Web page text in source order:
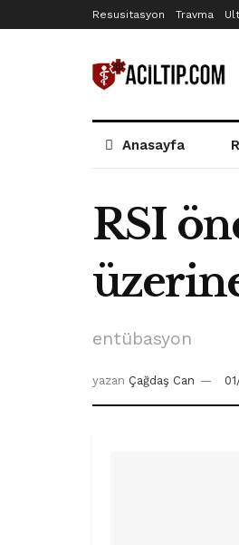
Resusitasyon Travma
Anasayfa
RSI
entübasyon
yazan Çağdaş Can